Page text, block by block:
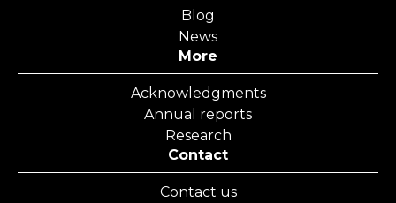
Blog
News
More
Acknowledgments
Annual reports
Research
Contact
Contact us